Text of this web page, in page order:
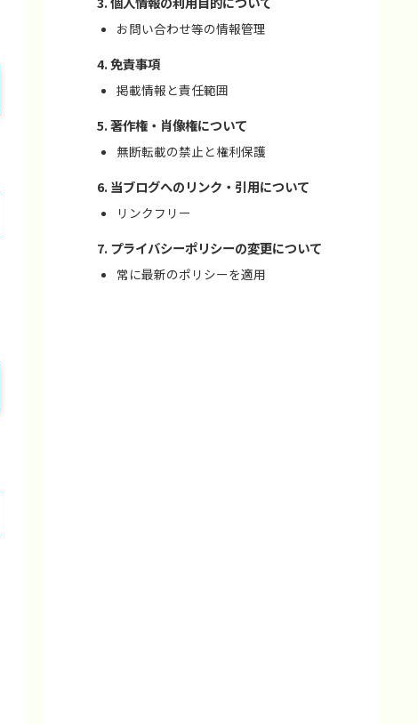
お問い合わせ等の情報管理
免責事項
掲載情報と責任範囲
著作権・肖像権について
無断転載の禁止と権利保護
当ブログへのリンク・引用について
リンクフリー
プライバシーポリシーの変更について
常に最新のポリシーを適用